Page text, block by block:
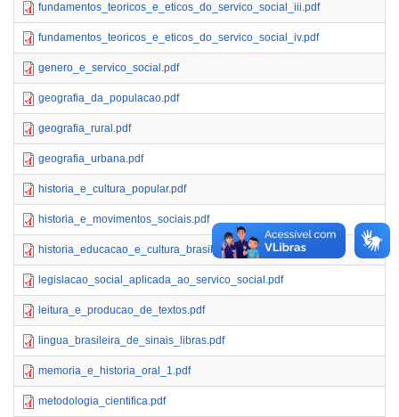
fundamentos_teoricos_e_eticos_do_servico_social_iii.pdf
fundamentos_teoricos_e_eticos_do_servico_social_iv.pdf
genero_e_servico_social.pdf
geografia_da_populacao.pdf
geografia_rural.pdf
geografia_urbana.pdf
historia_e_cultura_popular.pdf
historia_e_movimentos_sociais.pdf
historia_educacao_e_cultura_brasileira.pdf
legislacao_social_aplicada_ao_servico_social.pdf
leitura_e_producao_de_textos.pdf
lingua_brasileira_de_sinais_libras.pdf
memoria_e_historia_oral_1.pdf
metodologia_cientifica.pdf